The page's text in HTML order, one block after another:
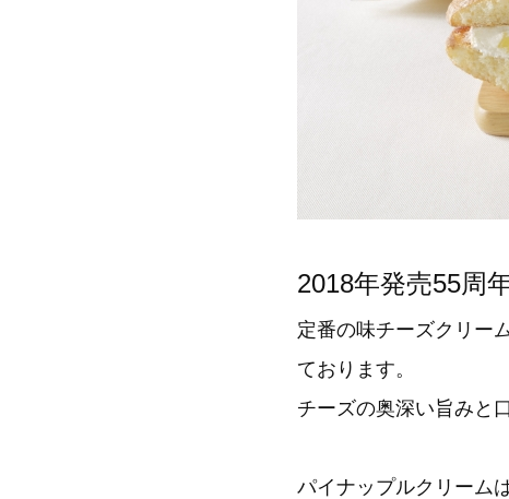
2018年発売55周
定番の味チーズクリー
ております。
チーズの奥深い旨みと
パイナップルクリーム